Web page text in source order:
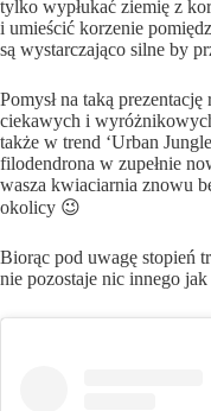
tylko wypłukać ziemię z
i umieścić korzenie
są wystarczająco silne by
Pomysł na taką
ciekawych i
także w trend ‘Urban
filodendrona w zupełnie
wasza kwiaciarnia znowu
okolicy 😉
Biorąc pod uwagę stopień
nie pozostaje nic innego